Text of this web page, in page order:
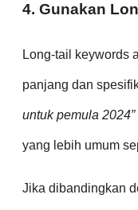
4. Gunakan
Long-tail keywords
panjang dan
untuk pemula 2024”
yang lebih umum
Jika dibandingkan